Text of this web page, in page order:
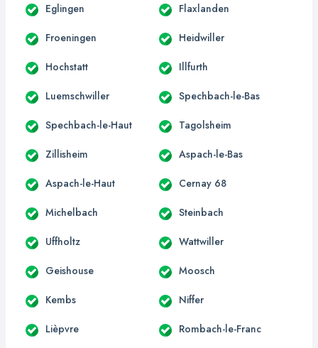
Eglingen Flaxlanden
Froeningen Heidwiller
Hochstatt Illfurth
Luemschwiller Spechbach-le-Bas
Spechbach-le-Haut Tagolsheim
Zillisheim Aspach-le-Bas
Aspach-le-Haut Cernay 68
Michelbach Steinbach
Uffholtz Wattwiller
Geishouse Moosch
Kembs Niffer
Lièpvre Rombach-le-Franc